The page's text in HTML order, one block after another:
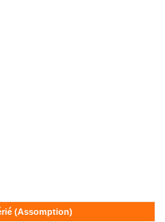
(Assomption)